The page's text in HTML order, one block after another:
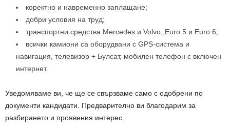
коректно и навременно заплащане;
добри условия на труд;
транспортни средства Mercedes и Volvo, Euro 5 и Euro 6;
всички камиони са оборудвани с GPS-система и
навигация, телевизор + Булсат, мобилен телефон с включен
интернет.
Уведомяваме ви, че ще се свързваме само с одобрени по
документи кандидати. Предварително ви благодарим за
разбирането и проявения интерес.